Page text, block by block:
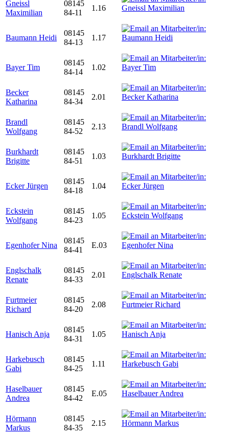
Gneissl
Maximilian
08145
84-11
1.16
Baumann Heidi
08145
84-13
1.17
Bayer Tim
08145
84-14
1.02
Becker
Katharina
08145
84-34
2.01
Brandl
Wolfgang
08145
84-52
2.13
Burkhardt
Brigitte
08145
84-51
1.03
Ecker Jürgen
08145
84-18
1.04
Eckstein
Wolfgang
08145
84-23
1.05
Egenhofer Nina
08145
84-41
E.03
Englschalk
Renate
08145
84-33
2.01
Furtmeier
Richard
08145
84-20
2.08
Hanisch Anja
08145
84-31
1.05
Harkebusch
Gabi
08145
84-25
1.11
Haselbauer
Andrea
08145
84-42
E.05
Hörmann
Markus
08145
84-35
2.15